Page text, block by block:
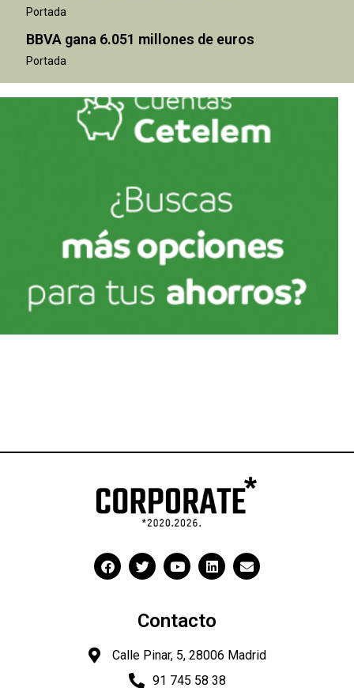
Portada
BBVA gana 6.051 millones de euros
Portada
Contacto
Calle Pinar, 5, 28006 Madrid
91 745 58 38